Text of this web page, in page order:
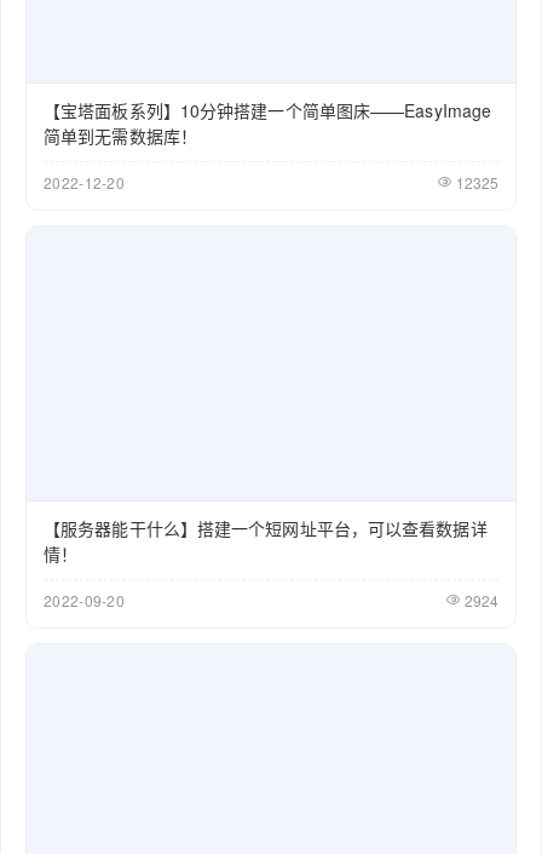
【宝塔面板系列】10分钟搭建一个简单图床——EasyImage
简单到无需数据库！
2022-12-20 12325
【服务器能干什么】搭建一个短网址平台，可以查看数据详
情！
2022-09-20 2924